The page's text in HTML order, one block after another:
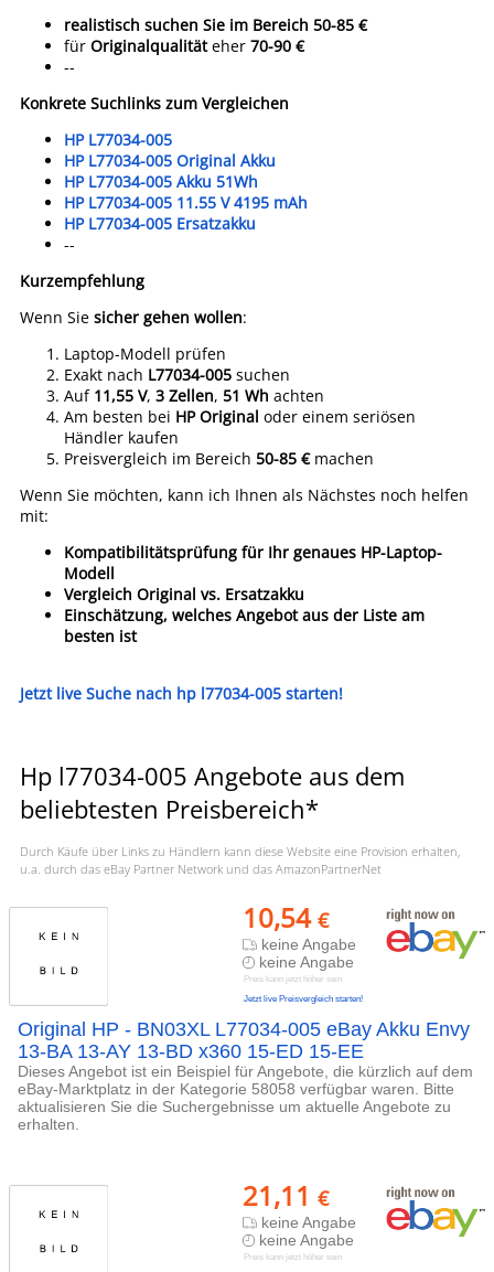
realistisch suchen Sie im Bereich 50-85 €
für Originalqualitäteher 70-90 €
--
Konkrete Suchlinks zum Vergleichen
HP L77034-005
HP L77034-005 Original Akku
HP L77034-005 Akku 51Wh
HP L77034-005 11.55 V 4195 mAh
HP L77034-005 Ersatzakku
--
Kurzempfehlung
Wenn Sie sicher gehen wollen:
Laptop-Modell prüfen
Exakt nach L77034-005 suchen
Auf 11,55 V, 3 Zellen, 51 Wh achten
Am besten bei HP Original oder einem seriösen
Händler kaufen
Preisvergleich im Bereich 50-85 €machen
Wenn Sie möchten, kann ich Ihnen als Nächstes noch helfen
mit:
Kompatibilitätsprüfung für Ihr genaues HP-Laptop-
Modell
Vergleich Original vs. Ersatzakku
Einschätzung, welches Angebot aus der Liste am
besten ist
Jetzt live Suche nach hp l77034-005 starten!
Hp l77034-005 Angebote aus dem
beliebtesten Preisbereich*
Durch Käufe über Links zu Händlern kann diese Website eine Provision erhalten,
u.a. durch das eBay Partner Network und das AmazonPartnerNet
10,54 €
keine Angabe
keine Angabe
Preis kann jetzt höher sein
Jetzt live Preisvergleich starten!
Original HP - BN03XL L77034-005 eBay Akku Envy
13-BA 13-AY 13-BD x360 15-ED 15-EE
Dieses Angebot ist ein Beispiel für Angebote, die kürzlich auf dem
eBay-Marktplatz in der Kategorie 58058 verfügbar waren. Bitte
aktualisieren Sie die Suchergebnisse um aktuelle Angebote zu
erhalten.
21,11 €
keine Angabe
keine Angabe
Preis kann jetzt höher sein